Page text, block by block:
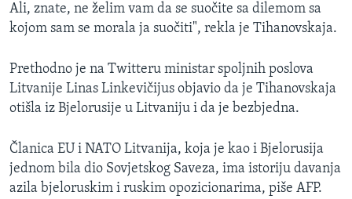
Ali, znate, ne želim vam da se suočite sa dilemom sa
kojom sam se morala ja suočiti", rekla je Tihanovskaja.
Prethodno je na Twitteru ministar spoljnih poslova
Litvanije Linas Linkevičijus objavio da je Tihanovskaja
otišla iz Bjelorusije u Litvaniju i da je bezbjedna.
Članica EU i NATO Litvanija, koja je kao i Bjelorusija
jednom bila dio Sovjetskog Saveza, ima istoriju davanja
azila bjeloruskim i ruskim opozicionarima, piše AFP.